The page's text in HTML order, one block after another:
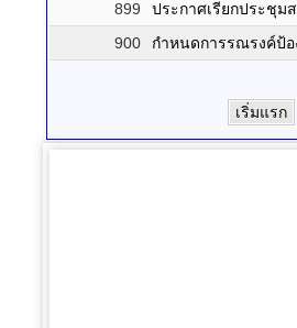
899
ประกาศเรียกประชุ
900
กำหนดการรณรงค์ป้
เริ่มแรก